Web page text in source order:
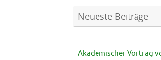
Neueste Beiträge
Akademischer Vortrag